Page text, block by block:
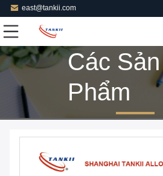
east@tankii.com
Các Sản
Phẩm